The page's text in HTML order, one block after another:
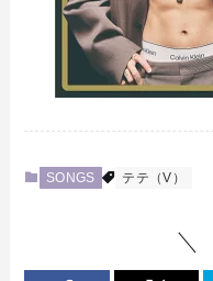
SONGS テテ（V）